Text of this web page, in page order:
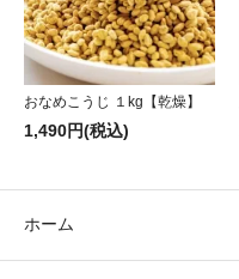
おなめこうじ １kg【乾燥】
1,490円(税込)
ホーム